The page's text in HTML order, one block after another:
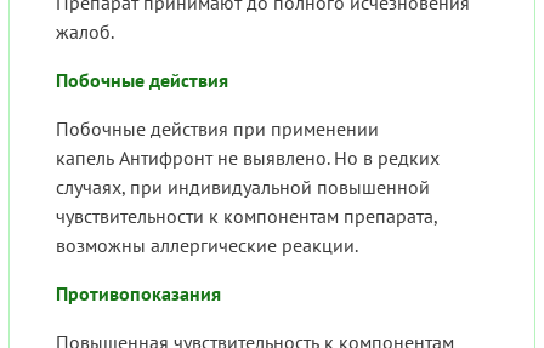
жалоб.
Побочные действия
Побочные действия при применении
капель Антифронт не выявленo. Но в редких
случаях, при индивидуальной повышенной
чувствительности к компонентам препарата,
возможны аллергические реакции.
Противопоказания
Повышенная чувствительность к компонентам